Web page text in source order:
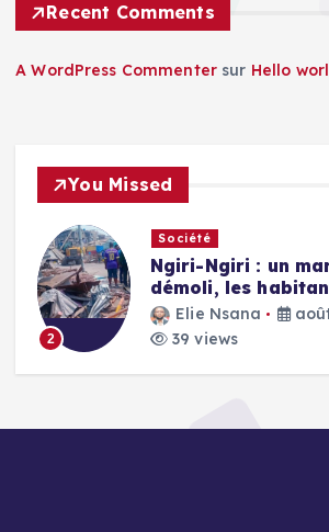
Recent Comments
A WordPress Commenter sur Hello
You Missed
2
Société
Ngiri-Ngiri : un
démoli, les
Elie Nsana
39 views